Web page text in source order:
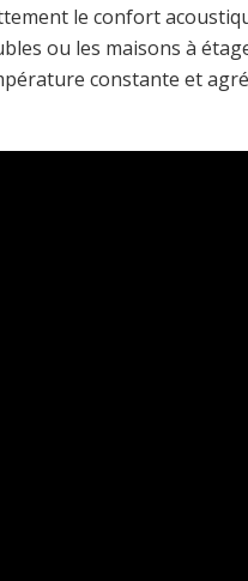
le confort
ou les maisons à
constante et